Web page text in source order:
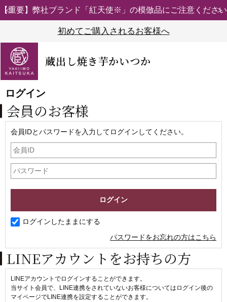
【重要】弊社ブランド「紅天使※」の模倣品にご注意ください
初めてご購入されるお客様へ
蔵出し焼き芋かいつか
ログイン
会員のお客様
会員IDとパスワードを入力してログインしてください。
ログインしたままにする
パスワードをお忘れの方はこちら
LINEアカウントをお持ちの方
LINEアカウントでログインすることができます。
当サイト会員で、LINE連携をされていないお客様についてはログイン後の
マイページでLINE連携を設定することができます。